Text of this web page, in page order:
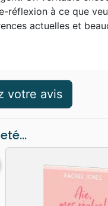
réflexion à ce que
actuelles et
votre avis